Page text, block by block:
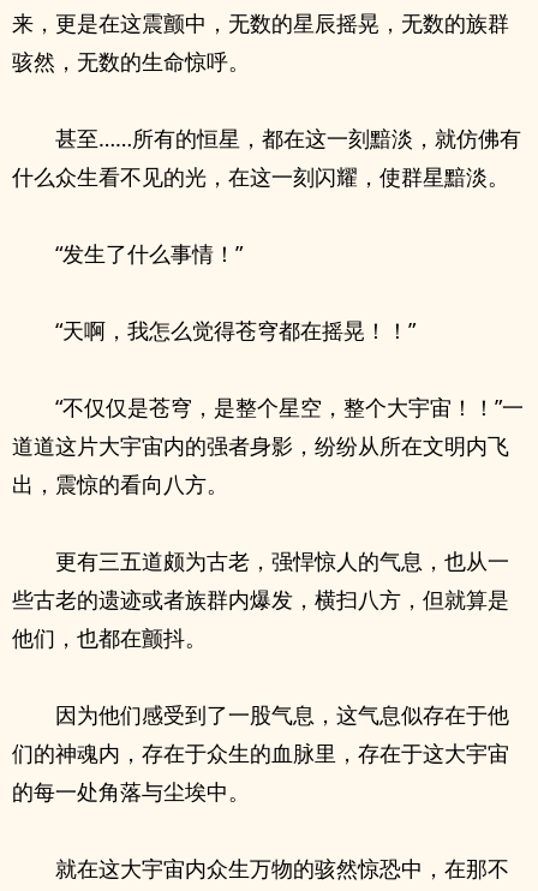
来，更是在这震颤中，无数的星辰摇晃，无数的族群
骇然，无数的生命惊呼。
甚至……所有的恒星，都在这一刻黯淡，就仿佛有
什么众生看不见的光，在这一刻闪耀，使群星黯淡。
“发生了什么事情！”
“天啊，我怎么觉得苍穹都在摇晃！！”
“不仅仅是苍穹，是整个星空，整个大宇宙！！”一
道道这片大宇宙内的强者身影，纷纷从所在文明内飞
出，震惊的看向八方。
更有三五道颇为古老，强悍惊人的气息，也从一
些古老的遗迹或者族群内爆发，横扫八方，但就算是
他们，也都在颤抖。
因为他们感受到了一股气息，这气息似存在于他
们的神魂内，存在于众生的血脉里，存在于这大宇宙
的每一处角落与尘埃中。
就在这大宇宙内众生万物的骇然惊恐中，在那不